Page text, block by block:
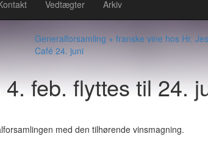
Vedtægter Arkiv
Generalforsamling + franske vine hos Hr.
Café 24. juni
feb. flyttes til 24.
med den tilhørende vinsmagning.